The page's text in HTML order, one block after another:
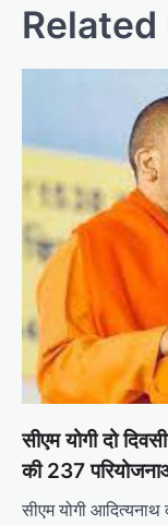
t
i
g
a
t
o
सीएम योगी दो
की 237
सीएम योगी